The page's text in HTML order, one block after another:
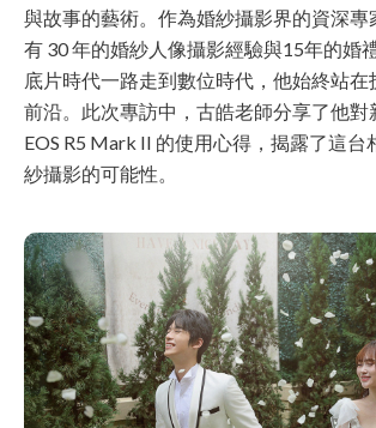
與故事的藝術。作為婚紗攝影界的資深專
有 30 年的婚紗人像攝影經驗與15年的婚
底片時代一路走到數位時代，他始終站在
前沿。此次專訪中，古皓老師分享了他對
EOS R5 Mark II 的使用心得，揭露了這台
紗攝影的可能性。